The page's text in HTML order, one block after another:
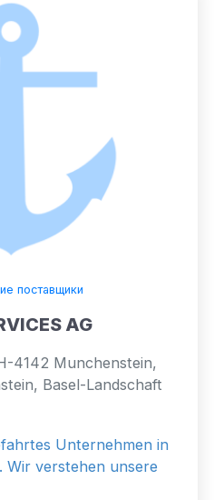
поставщики
AG
4142 Munchenstein,
Basel-Landschaft
Unternehmen in
Wir verstehen unsere